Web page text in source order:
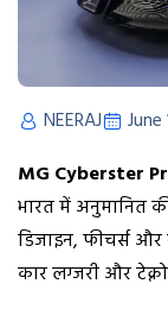
NEERAJ
MG Cyberster
भारत में अनुमानित
डिजाइन, फीचर्स
कार लग्जरी और